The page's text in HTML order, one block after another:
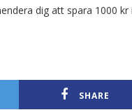
dig att spara 1000
SHARE